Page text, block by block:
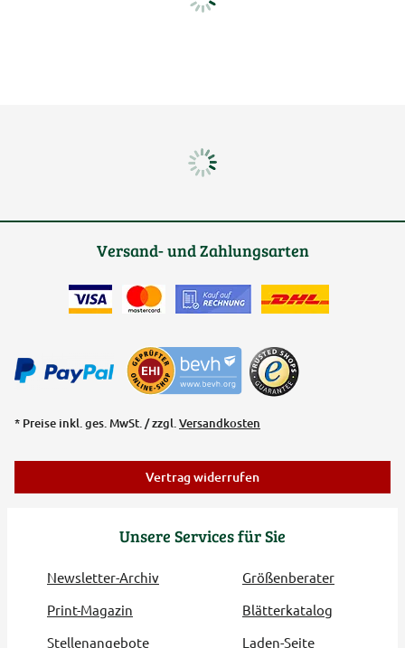
Unsere Services für Sie
Newsletter-Archiv
Größenberater
Print-Magazin
Blätterkatalog
Stellenangebote
Laden-Seite
Versand- und Zahlungsarten
* Preise inkl. ges. MwSt. / zzgl.Versandkosten
Vertrag widerrufen